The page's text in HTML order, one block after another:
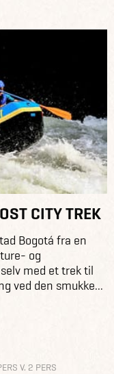
CITY TREK
Bogotá fra en
og
med et trek til
ved den smukke...
V. 2 PERS